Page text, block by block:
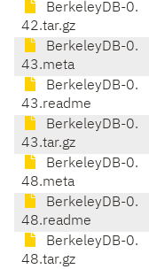
BerkeleyDB-0.
42.tar.gz
BerkeleyDB-0.
43.meta
BerkeleyDB-0.
43.readme
BerkeleyDB-0.
43.tar.gz
BerkeleyDB-0.
48.meta
BerkeleyDB-0.
48.readme
BerkeleyDB-0.
48.tar.gz